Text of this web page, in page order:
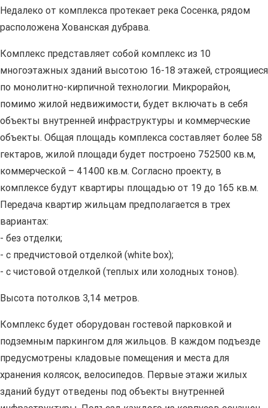
Недалеко от комплекса протекает река Сосенка, рядом
расположена Хованская дубрава.
Комплекс представляет собой комплекс из 10
многоэтажных зданий высотою 16-18 этажей, строящиеся
по монолитно-кирпичной технологии. Микрорайон,
помимо жилой недвижимости, будет включать в себя
объекты внутренней инфраструктуры и коммерческие
объекты. Общая площадь комплекса составляет более 58
гектаров, жилой площади будет построено 752500 кв.м,
коммерческой – 41400 кв.м. Согласно проекту, в
комплексе будут квартиры площадью от 19 до 165 кв.м.
Передача квартир жильцам предполагается в трех
вариантах:
- без отделки;
- с предчистовой отделкой (white box);
- с чистовой отделкой (теплых или холодных тонов).
Высота потолков 3,14 метров.
Комплекс будет оборудован гостевой парковкой и
подземным паркингом для жильцов. В каждом подъезде
предусмотрены кладовые помещения и места для
хранения колясок, велосипедов. Первые этажи жилых
зданий будут отведены под объекты внутренней